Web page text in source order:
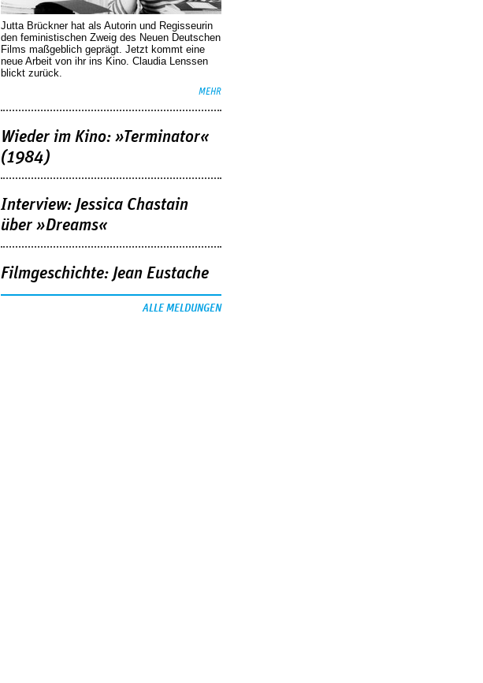
Jutta Brückner hat als Autorin und Regisseurin
den feministischen Zweig des Neuen Deutschen
Films maßgeblich geprägt. Jetzt kommt eine
neue Arbeit von ihr ins Kino. Claudia Lenssen
blickt zurück.
MEHR
Wieder im Kino: »Terminator«
(1984)
Interview: Jessica Chastain
über »Dreams«
Filmgeschichte: Jean Eustache
ALLE MELDUNGEN